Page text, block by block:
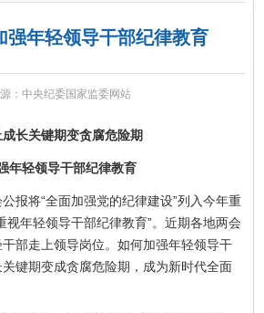
强年轻领导干部纪律教育
：中央纪委国家监委网站
成长关键期变贪腐危险期
年轻领导干部纪律教育
将“全面加强党的纪律建设”列入今年重
视年轻领导干部纪律教育”。近期各地两会
部走上领导岗位。如何加强年轻领导干
键期变成贪腐危险期，成为新时代全面